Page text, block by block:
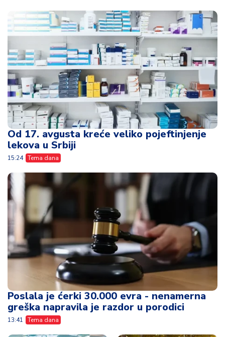
Od 17. avgusta kreće veliko pojeftinjenje
lekova u Srbiji
15:24 Tema dana
Poslala je ćerki 30.000 evra - nenamerna
greška napravila je razdor u porodici
13:41 Tema dana